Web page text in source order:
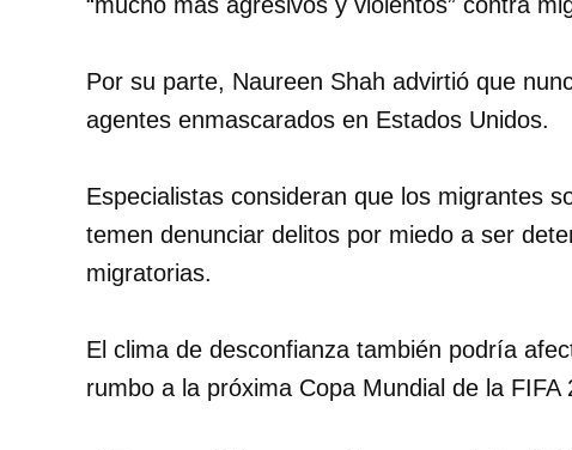
Por su parte, Naureen Shah advirtió que
agentes enmascarados en Estados Unidos.
Especialistas consideran que los migrantes
temen denunciar delitos por miedo a ser
migratorias.
El clima de desconfianza también podría
rumbo a la próxima Copa Mundial de la FIFA